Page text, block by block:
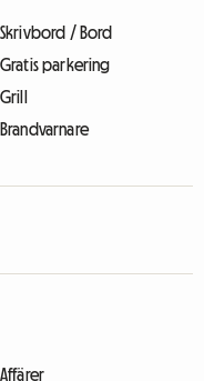
Skrivbord / Bord
Gratis parkering
Grill
Brandvarnare
Affärer